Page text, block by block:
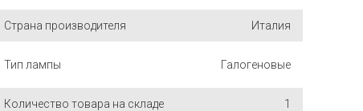
Страна производителя Италия
Тип лампы Галогеновые
Количество товара на складе 1